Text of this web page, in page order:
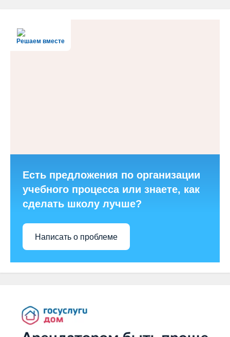
Решаем вместе
Есть предложения по организации
учебного процесса или знаете, как
сделать школу лучше?
Написать о проблеме